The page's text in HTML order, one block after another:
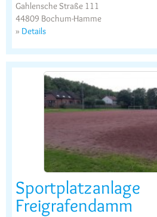
Gahlensche Straße 111
44809 Bochum-Hamme
» Details
Sportplatzanlage
Freigrafendamm